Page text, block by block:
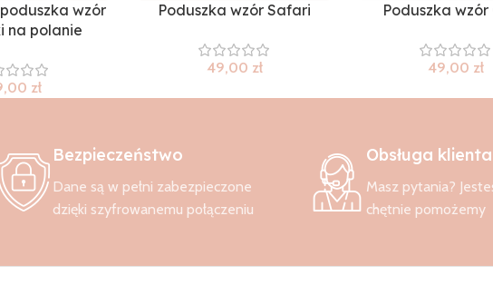
wzór
na polanie
zł
Poduszka wzór Safari
49,00 zł
Poduszka wzór
49,00 zł
Bezpieczeństwo
Dane są w pełni zabezpieczone
dzięki szyfrowanemu połączeniu
Obsługa klienta
Masz pytania?
chętnie pomożemy